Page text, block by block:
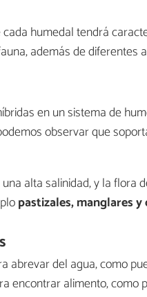
humedal tendrá
además de diferentes
en un sistema de
observar que
alta salinidad, y la flora
pastizales, manglares
abrevar del agua, como
encontrar alimento, como